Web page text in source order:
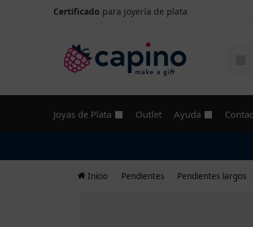
Certificado para joyería de plata
Joyas de Plata Outlet Ayuda
Inicio Pendientes Pendientes largos